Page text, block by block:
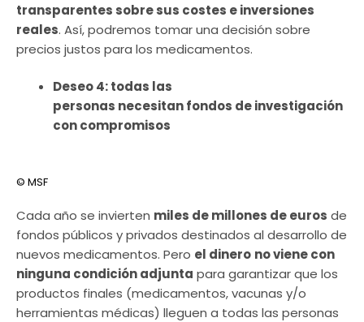
transparentes sobre sus costes e inversiones
reales. Así, podremos tomar una decisión sobre
precios justos para los medicamentos.
Deseo 4: todas las
personas necesitan fondos de investigación
con compromisos
© MSF
Cada año se invierten miles de millones de euros de
fondos públicos y privados destinados al desarrollo de
nuevos medicamentos. Pero el dinero no viene con
ninguna condición adjunta para garantizar que los
productos finales (medicamentos, vacunas y/o
herramientas médicas) lleguen a todas las personas